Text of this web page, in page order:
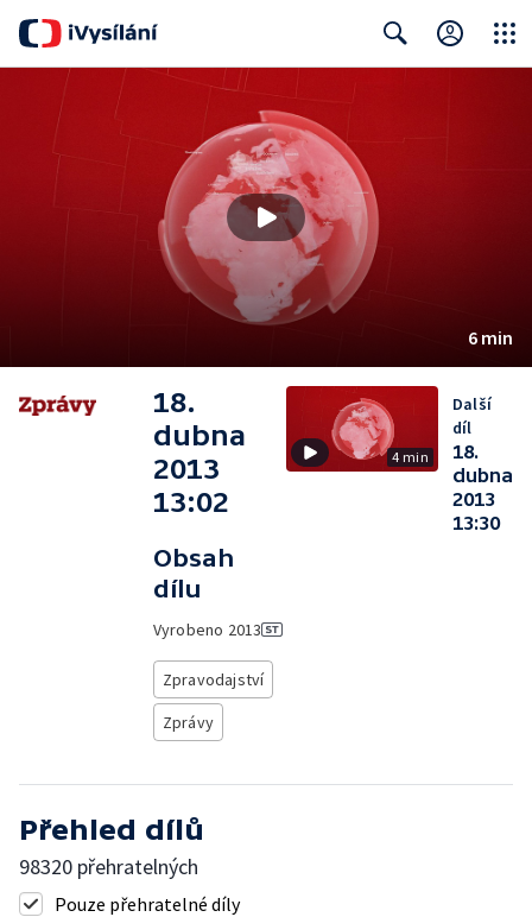
6 min
18.
dubna
2013
13:02
Obsah
dílu
Vyrobeno 2013
Zpravodajství
Zprávy
4 min
Další
díl
18.
dubna
2013
13:30
Přehled dílů
98320 přehratelných
Pouze přehratelné díly